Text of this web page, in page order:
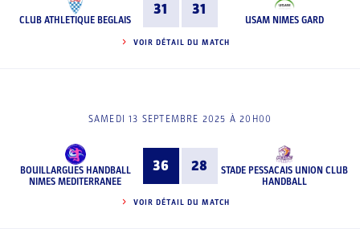
CLUB ATHLETIQUE BEGLAIS
31 31
USAM NIMES GARD
VOIR DÉTAIL DU MATCH
SAMEDI 13 SEPTEMBRE 2025 À 20H00
BOUILLARGUES HANDBALL
NIMES MEDITERRANEE
36 28
STADE PESSACAIS UNION CLUB
HANDBALL
VOIR DÉTAIL DU MATCH